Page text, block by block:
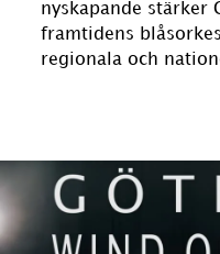
nyskapande stärker
framtidens
regionala och